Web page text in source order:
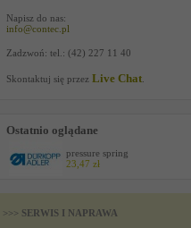
Napisz do nas:
info@contec.pl
Zadzwoń: tel.: (42) 227 11 40
Skontaktuj się przez Live Chat
Ostatnio oglądane
pressure spring
23,47 zł
>>> SERWIS I NAPRAWA